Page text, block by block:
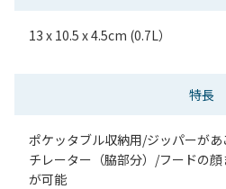
13 x 10.5 x 4.5cm (0.7L）
特長
ポケッタブル収納用/ジッパーが
チレーター（脇部分）/フードの
が可能